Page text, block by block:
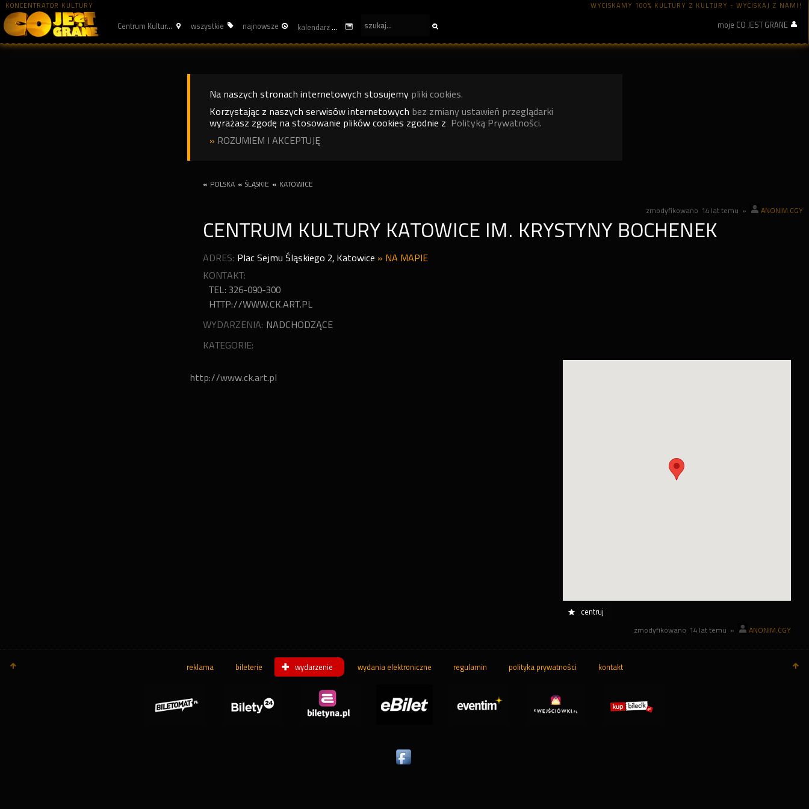
KONCENTRATOR KULTURY WYCISKAMY 100% KULTURY Z KULTURY - WYCISKAJ Z NAMI!
Centrum Kultur... wszystkie najnowsze kalendarz moje CO JEST GRANE
Na naszych stronach internetowych stosujemy pliki cookies.
Korzystając z naszych serwisów internetowych bez zmiany ustawień przeglądarki
wyrażasz zgodę na stosowanie plików cookies zgodnie z Polityką Prywatności.
» ROZUMIEM I AKCEPTUJĘ
« POLSKA « ŚLĄSKIE « KATOWICE
zmodyfikowano 14 lat temu » ANONIM.CGY
CENTRUM KULTURY KATOWICE IM. KRYSTYNY BOCHENEK
ADRES: Plac Sejmu Śląskiego 2, Katowice » NA MAPIE
KONTAKT:
TEL: 326-090-300
HTTP://WWW.CK.ART.PL
WYDARZENIA: NADCHODZĄCE
KATEGORIE:
centruj
http://www.ck.art.pl
zmodyfikowano 14 lat temu » ANONIM.CGY
reklama bileterie wydarzenie wydania elektroniczne regulamin polityka prywatności kontakt